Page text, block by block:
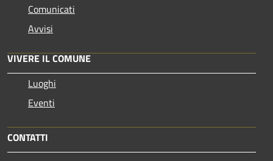
Comunicati
Avvisi
VIVERE IL COMUNE
Luoghi
Eventi
CONTATTI